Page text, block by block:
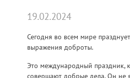
19.02.2024
Сегодня во всем мире
выражения доброты.
Это международный праздник,
совершают добрые дела. Он не